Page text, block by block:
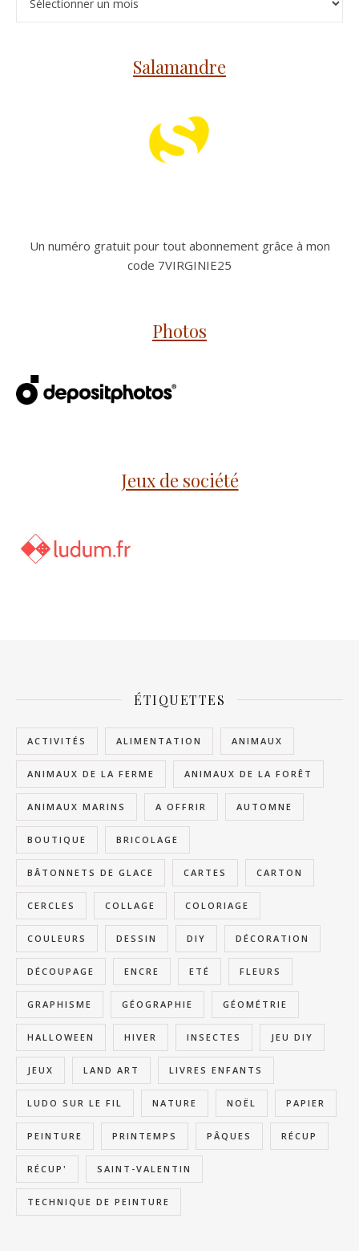
Salamandre
Un numéro gratuit pour tout abonnement grâce à mon
code 7VIRGINIE25
Photos
Jeux de société
ÉTIQUETTES
ACTIVITÉS ALIMENTATION ANIMAUX
ANIMAUX DE LA FERME ANIMAUX DE LA FORÊT
ANIMAUX MARINS A OFFRIR AUTOMNE
BOUTIQUE BRICOLAGE
BÂTONNETS DE GLACE CARTES CARTON
CERCLES COLLAGE COLORIAGE
COULEURS DESSIN DIY DÉCORATION
DÉCOUPAGE ENCRE ETÉ FLEURS
GRAPHISME GÉOGRAPHIE GÉOMÉTRIE
HALLOWEEN HIVER INSECTES JEU DIY
JEUX LAND ART LIVRES ENFANTS
LUDO SUR LE FIL NATURE NOËL PAPIER
PEINTURE PRINTEMPS PÂQUES RÉCUP
RÉCUP' SAINT-VALENTIN
TECHNIQUE DE PEINTURE